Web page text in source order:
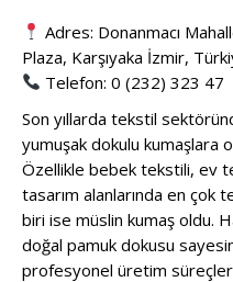
Adres: Donanmacı
Plaza, Karşıyaka İzmir,
Telefon: 0 (232) 323 47
Son yıllarda tekstil
yumuşak dokulu kumaşlara
Özellikle bebek tekstili, ev
tasarım alanlarında en çok
biri ise müslin kumaş oldu.
doğal pamuk dokusu
profesyonel üretim